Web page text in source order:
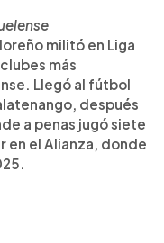
militó en Liga
más
Llegó al fútbol
después
a penas jugó siete
en el Alianza, donde